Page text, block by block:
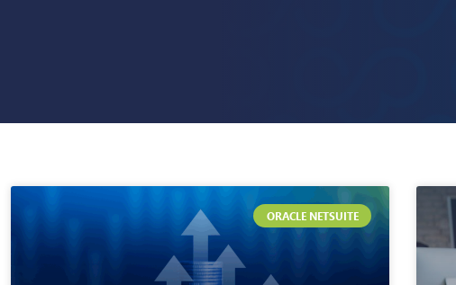
ORACLE NETSUITE